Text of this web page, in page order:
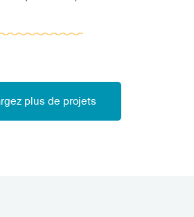
plus de projets